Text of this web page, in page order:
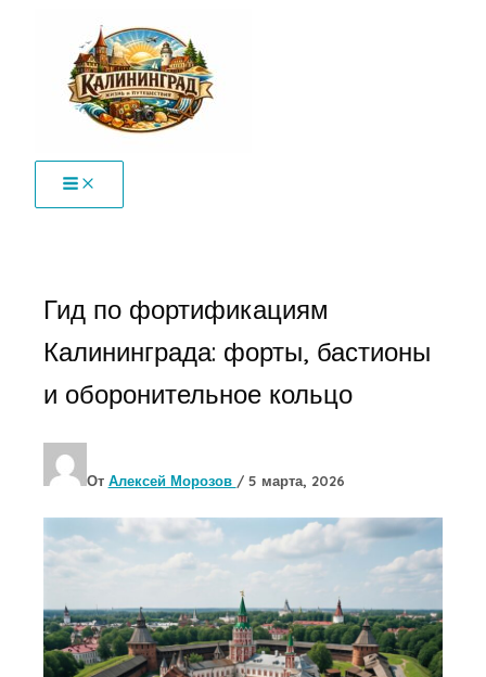
содержимому
Гид по фортификациям
Калининграда: форты, бастионы
и оборонительное кольцо
От Алексей Морозов / 5 марта, 2026